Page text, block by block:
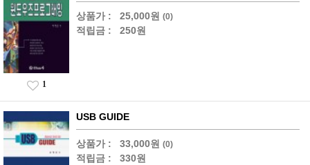
상품가 : 25,000원 (0)
적립금 : 250원
1
USB GUIDE
상품가 : 33,000원 (0)
적립금 : 330원